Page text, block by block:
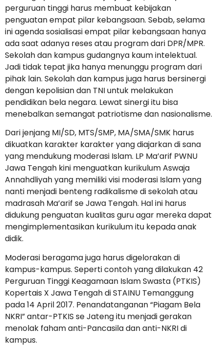
perguruan tinggi harus membuat kebijakan
penguatan empat pilar kebangsaan. Sebab, selama
ini agenda sosialisasi empat pilar kebangsaan hanya
ada saat adanya reses atau program dari DPR/MPR.
Sekolah dan kampus gudangnya kaum intelektual.
Jadi tidak tepat jika hanya menunggu program dari
pihak lain. Sekolah dan kampus juga harus bersinergi
dengan kepolisian dan TNI untuk melakukan
pendidikan bela negara. Lewat sinergi itu bisa
menebalkan semangat patriotisme dan nasionalisme.
Dari jenjang MI/SD, MTS/SMP, MA/SMA/SMK harus
dikuatkan karakter karakter yang diajarkan di sana
yang mendukung moderasi Islam. LP Ma’arif PWNU
Jawa Tengah kini menguatkan kurikulum Aswaja
Annahdliyah yang memiliki visi moderasi Islam yang
nanti menjadi benteng radikalisme di sekolah atau
madrasah Ma’arif se Jawa Tengah. Hal ini harus
didukung penguatan kualitas guru agar mereka dapat
mengimplementasikan kurikulum itu kepada anak
didik.
Moderasi beragama juga harus digelorakan di
kampus-kampus. Seperti contoh yang dilakukan 42
Perguruan Tinggi Keagamaan Islam Swasta (PTKIS)
Kopertais X Jawa Tengah di STAINU Temanggung
pada 14 April 2017. Penandatanganan “Piagam Bela
NKRI” antar-PTKIS se Jateng itu menjadi gerakan
menolak faham anti-Pancasila dan anti-NKRI di
kampus.